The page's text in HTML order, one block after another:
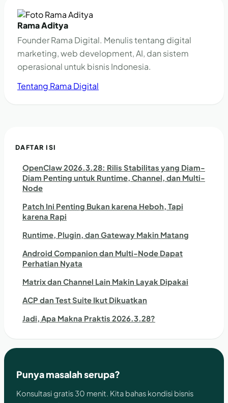
Rama Aditya
Founder Rama Digital. Menulis tentang digital
marketing, web development, AI, dan sistem
operasional untuk bisnis Indonesia.
Tentang Rama Digital
DAFTAR ISI
OpenClaw 2026.3.28: Rilis Stabilitas yang Diam-
Diam Penting untuk Runtime, Channel, dan Multi-
Node
Patch Ini Penting Bukan karena Heboh, Tapi
karena Rapi
Runtime, Plugin, dan Gateway Makin Matang
Android Companion dan Multi-Node Dapat
Perhatian Nyata
Matrix dan Channel Lain Makin Layak Dipakai
ACP dan Test Suite Ikut Dikuatkan
Jadi, Apa Makna Praktis 2026.3.28?
Punya masalah serupa?
Konsultasi gratis 30 menit. Kita bahas kondisi bisnis